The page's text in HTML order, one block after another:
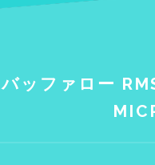
バッファロー